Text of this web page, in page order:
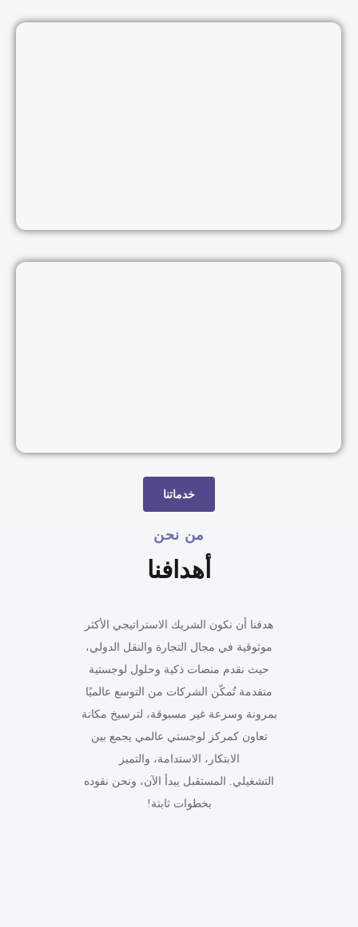
خدماتنا
من نحن
أهدافنا
هدفنا أن نكون الشريك الاستراتيجي الأكثر
موثوقية في مجال التجارة والنقل الدولي،
حيث نقدم منصات ذكية وحلول لوجستية
متقدمة تُمكّن الشركات من التوسع عالميًا
بمرونة وسرعة غير مسبوقة، لترسيخ مكانة
تعاون كمركز لوجستي عالمي يجمع بين
الابتكار، الاستدامة، والتميز
التشغيلي. المستقبل يبدأ الآن، ونحن نقوده
بخطوات ثابتة!